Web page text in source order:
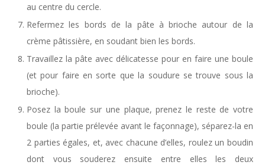
au centre du cercle.
Refermez les bords de la pâte à brioche autour de la
crème pâtissière, en soudant bien les bords.
Travaillez la pâte avec délicatesse pour en faire une boule
(et pour faire en sorte que la soudure se trouve sous la
brioche).
Posez la boule sur une plaque, prenez le reste de votre
boule (la partie prélevée avant le façonnage), séparez-la en
2 parties égales, et, avec chacune d’elles, roulez un boudin
dont vous souderez ensuite entre elles les deux